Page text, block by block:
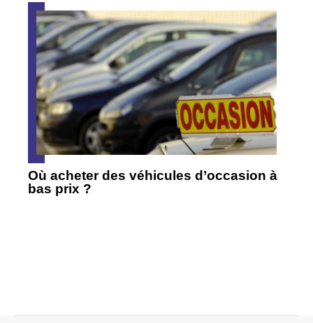
Où acheter des véhicules d’occasion à
bas prix ?